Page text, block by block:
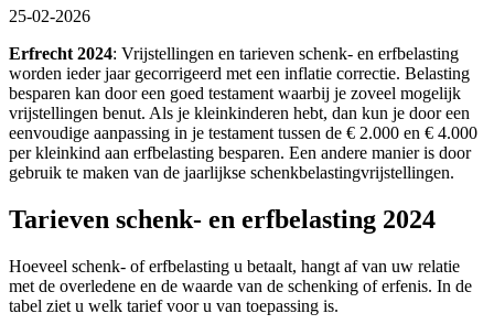
25-02-2026
Erfrecht 2024: Vrijstellingen en tarieven schenk- en erfbelasting
worden ieder jaar gecorrigeerd met een inflatie correctie. Belasting
besparen kan door een goed testament waarbij je zoveel mogelijk
vrijstellingen benut. Als je kleinkinderen hebt, dan kun je door een
eenvoudige aanpassing in je testament tussen de € 2.000 en € 4.000
per kleinkind aan erfbelasting besparen. Een andere manier is door
gebruik te maken van de jaarlijkse schenkbelastingvrijstellingen.
Tarieven schenk- en erfbelasting 2024
Hoeveel schenk- of erfbelasting u betaalt, hangt af van uw relatie
met de overledene en de waarde van de schenking of erfenis. In de
tabel ziet u welk tarief voor u van toepassing is.